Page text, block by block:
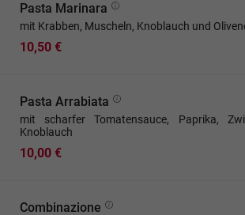
Pasta Marinara
mit Krabben, Muscheln, Knoblauch und
10,50 €
Pasta Arrabiata
mit scharfer Tomatensauce, Paprika,
Knoblauch
10,00 €
Combinazione